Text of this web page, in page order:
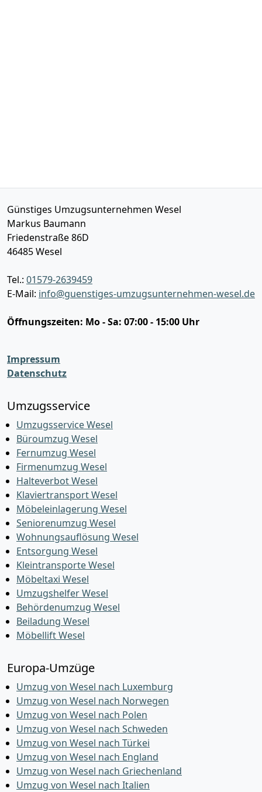
Günstiges Umzugsunternehmen Wesel
Markus Baumann
Friedenstraße 86D
46485Wesel
Tel.: 01579-2639459
E-Mail: info@guenstiges-umzugsunternehmen-wesel.de
Öffnungszeiten: Mo - Sa: 07:00 - 15:00 Uhr
Impressum
Datenschutz
Umzugsservice
Umzugsservice Wesel
Büroumzug Wesel
Fernumzug Wesel
Firmenumzug Wesel
Halteverbot Wesel
Klaviertransport Wesel
Möbeleinlagerung Wesel
Seniorenumzug Wesel
Wohnungsauflösung Wesel
Entsorgung Wesel
Kleintransporte Wesel
Möbeltaxi Wesel
Umzugshelfer Wesel
Behördenumzug Wesel
Beiladung Wesel
Möbellift Wesel
Europa-Umzüge
Umzug von Wesel nach Luxemburg
Umzug von Wesel nach Norwegen
Umzug von Wesel nach Polen
Umzug von Wesel nach Schweden
Umzug von Wesel nach Türkei
Umzug von Wesel nach England
Umzug von Wesel nach Griechenland
Umzug von Wesel nach Italien